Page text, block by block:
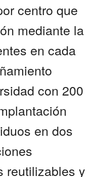
centro que
mediante la
en cada
con 200
en dos
reutilizables y